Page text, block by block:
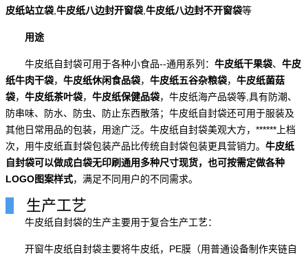
皮纸站立袋 牛皮纸八边封开窗袋 牛皮纸八边封不开窗袋等
用途
牛皮纸自封袋可用于各种小食品--通用系列： 牛皮纸干果袋、 牛皮
纸牛肉干袋， 牛皮纸休闲食品袋， 牛皮纸五谷杂粮袋， 牛皮纸菌菇
袋， 牛皮纸茶叶袋， 牛皮纸保健品袋，牛皮纸海产品袋等,具有防潮、
防串味、防水、防虫、防止东西散落；牛皮纸自封袋还可用于服装及
其他日常用品的包装，用途广泛。牛皮纸自封袋美观大方，******上档
次，用牛皮纸直封袋包装产品比传统自封袋包装更具营销力。 牛皮纸
自封袋可以做成白袋无印刷通用多种尺寸现货，也可按需定做各种
LOGO图案样式，满足不同用户的不同需求。
生产工艺
牛皮纸自封袋的生产主要用于复合生产工艺：
开窗牛皮纸自封袋主要将牛皮纸，PE膜（用普通设备制作夹链自